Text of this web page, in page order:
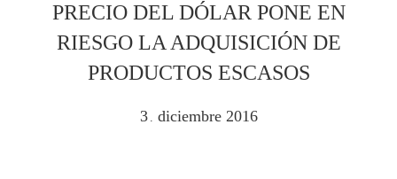
PRECIO DEL DÓLAR PONE EN
RIESGO LA ADQUISICIÓN DE
PRODUCTOS ESCASOS
3 . diciembre 2016